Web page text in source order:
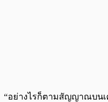
“อย่างไรก็ตามสัญญาณบนเ